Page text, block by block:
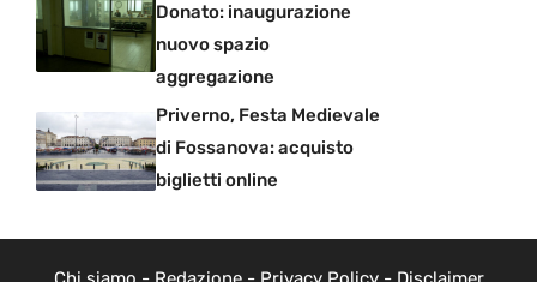
Donato: inaugurazione
nuovo spazio
aggregazione
Priverno, Festa Medievale
di Fossanova: acquisto
biglietti online